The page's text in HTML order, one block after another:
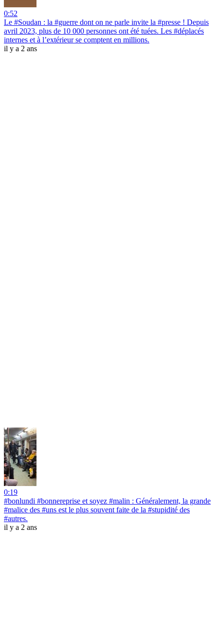
0:52
Le #Soudan : la #guerre dont on ne parle invite la #presse ! Depuis
avril 2023, plus de 10 000 personnes ont été tuées. Les #déplacés
internes et à l’extérieur se comptent en millions.
il y a 2 ans
0:19
#bonlundi #bonnereprise et soyez #malin : Généralement, la grande
#malice des #uns est le plus souvent faite de la #stupidité des
#autres.
il y a 2 ans